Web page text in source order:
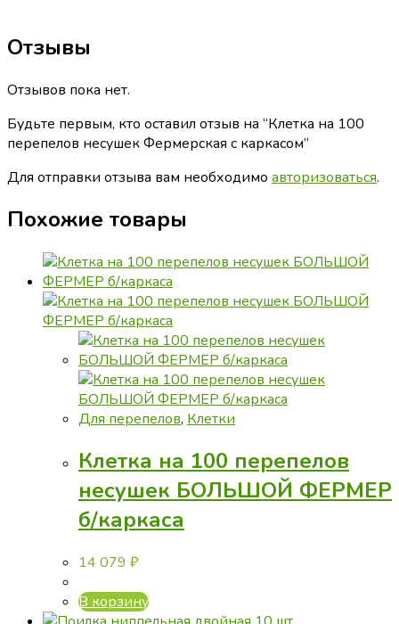
Отзывы
Отзывов пока нет.
Будьте первым, кто оставил отзыв на “Клетка на 100
перепелов несушек Фермерская с каркасом”
Для отправки отзыва вам необходимо авторизоваться.
Похожие товары
Для перепелов, Клетки
Клетка на 100 перепелов
несушек БОЛЬШОЙ ФЕРМЕР
б/каркаса
14 079 ₽
В корзину